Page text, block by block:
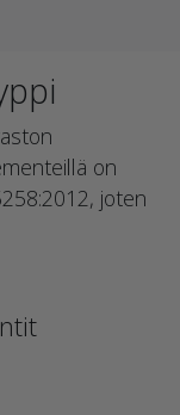
on
joten